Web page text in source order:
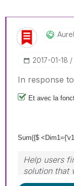
‎2017-01-18
In response to
Et avec la
Sum({$
Help users
solution that